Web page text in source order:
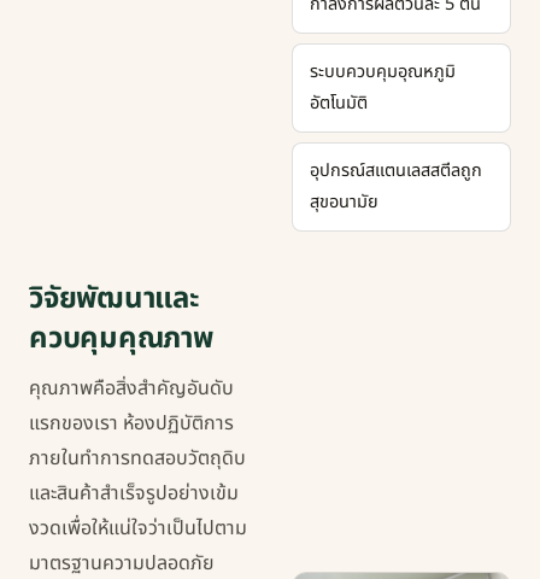
ระบบควบคุมอุณหภูมิ
อัตโนมัติ
อุปกรณ์สแตนเลสสตีลถูก
สุขอนามัย
วิจัยพัฒนาและ
ควบคุมคุณภาพ
คุณภาพคือสิ่งสำคัญอันดับ
แรกของเรา ห้องปฏิบัติการ
ภายในทำการทดสอบวัตถุดิบ
และสินค้าสำเร็จรูปอย่างเข้ม
งวดเพื่อให้แน่ใจว่าเป็นไปตาม
มาตรฐานความปลอดภัย